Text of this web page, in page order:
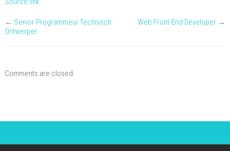
← Senior Programmeur Technisch
Ontwerper
Web Front-End Developer →
Comments are closed.